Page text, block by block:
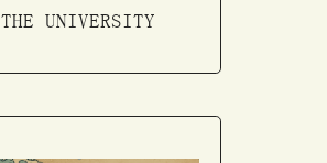
THE UNIVERSITY